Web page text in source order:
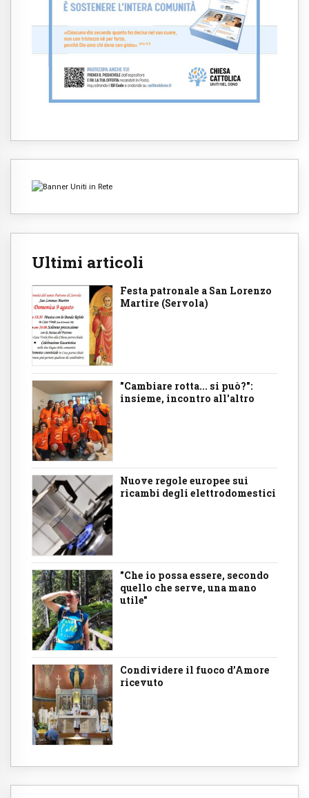
Ultimi articoli
Festa patronale a San Lorenzo
Martire (Servola)
"Cambiare rotta... si può?":
insieme, incontro all'altro
Nuove regole europee sui
ricambi degli elettrodomestici
"Che io possa essere, secondo
quello che serve, una mano
utile"
Condividere il fuoco d’Amore
ricevuto